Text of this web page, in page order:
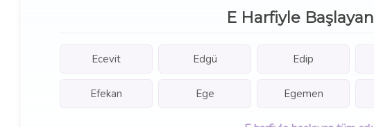
E Harfiyle
Ecevit Edgü Edip
Efekan Ege Egemen